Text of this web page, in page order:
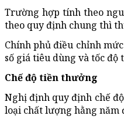
Trường hợp tính theo
theo quy định chung thì
Chính phủ điều chỉnh
số giá tiêu dùng và tốc
Chế độ tiền thưởng
Nghị định quy định chế
loại chất lượng hằng năm